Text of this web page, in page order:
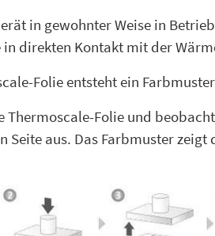
in gewohnter Weise in
in direkten Kontakt mit der
Folie entsteht ein
Thermoscale-Folie und
Seite aus. Das Farbmuster